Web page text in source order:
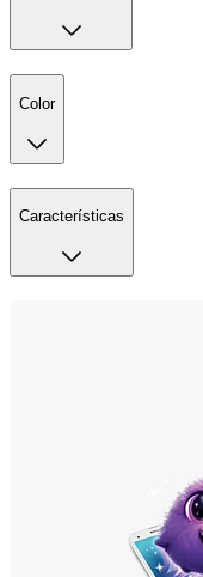
Color
Características